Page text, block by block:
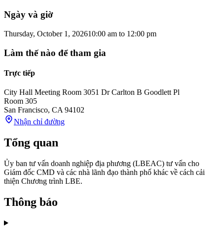
Ngày và giờ
Thursday, October 1, 202610:00 am to 12:00 pm
Làm thế nào để tham gia
Trực tiếp
City Hall Meeting Room 3051 Dr Carlton B Goodlett Pl
Room 305
San Francisco, CA 94102
Nhận chỉ đường
Tổng quan
Ủy ban tư vấn doanh nghiệp địa phương (LBEAC) tư vấn cho
Giám đốc CMD và các nhà lãnh đạo thành phố khác về cách cải
thiện Chương trình LBE.
Thông báo